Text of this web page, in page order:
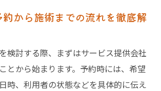
から施術までの流れを徹底解
検討する際、まずはサービス提供会社
とから始まります。予約時には、希望
時、利用者の状態などを具体的に伝え